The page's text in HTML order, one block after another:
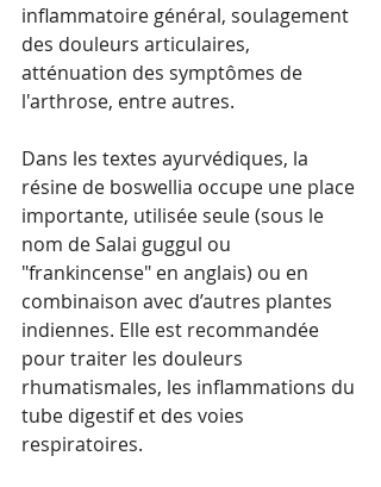
inflammatoire général, soulagement
des douleurs articulaires,
atténuation des symptômes de
l'arthrose, entre autres.
Dans les textes ayurvédiques, la
résine de boswellia occupe une place
importante, utilisée seule (sous le
nom de Salai guggul ou
"frankincense" en anglais) ou en
combinaison avec d’autres plantes
indiennes. Elle est recommandée
pour traiter les douleurs
rhumatismales, les inflammations du
tube digestif et des voies
respiratoires.